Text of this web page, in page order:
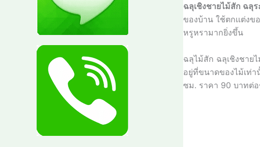
ฉลุเชิงชายไม้สัก ฉลุ
ของบ้าน ใช้ตกเเต่ง
หรูหรามากยิ่งขึ้น
ฉลุไม้สัก ฉลุเชิงชาย
อยู่ที่ขนาดของไม้เท่
ซม. ราคา 90 บาทต่